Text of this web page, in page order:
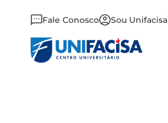
Fale Conosco Sou Unifacisa